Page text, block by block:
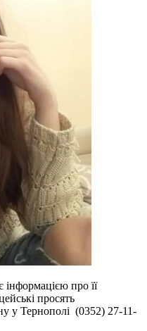
інформацією про її
просять
у Тернополі (0352) 27-11-